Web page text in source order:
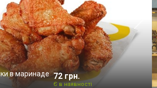
в маринаде 72 грн.
Є в наявності